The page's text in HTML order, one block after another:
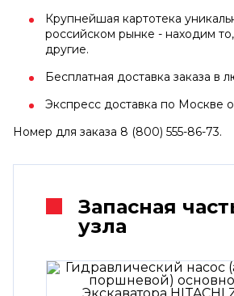
Крупнейшая картотека
российском рынке - находим
другие.
Бесплатная доставка заказа в
Экспресс доставка по Москве
Номер для заказа 8 (800) 555-86-73.
Запасная
узла